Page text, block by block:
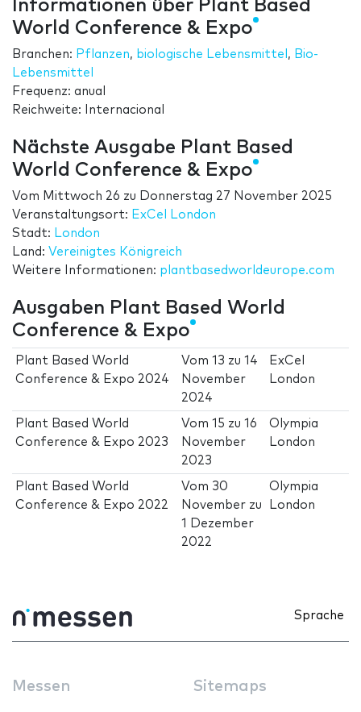
Informationen über Plant Based
World Conference & Expo
Branchen: Pflanzen, biologische Lebensmittel , Bio-
Lebensmittel
Frequenz: anual
Reichweite: Internacional
Nächste Ausgabe Plant Based
World Conference & Expo
Vom Mittwoch 26 zu Donnerstag 27 November 2025
Veranstaltungsort: ExCel London
Stadt: London
Land: Vereinigtes Königreich
Weitere Informationen: plantbasedworldeurope.com
Ausgaben Plant Based World
Conference & Expo
Plant Based World
Conference & Expo 2024
Vom13 zu14
November
2024
ExCel
London
Plant Based World
Conference & Expo 2023
Vom15 zu16
November
2023
Olympia
London
Plant Based World
Conference & Expo 2022
Vom 30
November zu
1 Dezember
2022
Olympia
London
Sprache
Messen Sitemaps